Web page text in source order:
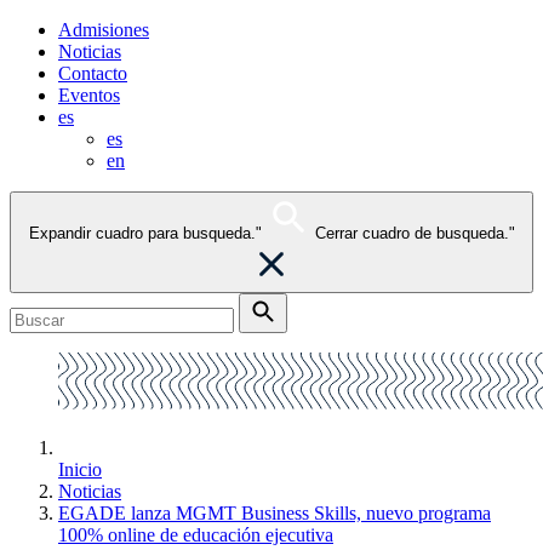
Admisiones
Noticias
Contacto
Eventos
es
es
en
Expandir cuadro para busqueda." Cerrar cuadro de busqueda."
Inicio
Noticias
EGADE lanza MGMT Business Skills, nuevo programa
100% online de educación ejecutiva